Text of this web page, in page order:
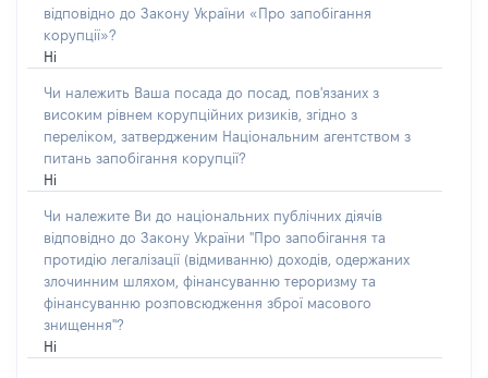
відповідно до Закону України «Про запобігання
корупції»?
Ні
Чи належить Ваша посада до посад, пов'язаних з
високим рівнем корупційних ризиків, згідно з
переліком, затвердженим Національним агентством з
питань запобігання корупції?
Ні
Чи належите Ви до національних публічних діячів
відповідно до Закону України "Про запобігання та
протидію легалізації (відмиванню) доходів, одержаних
злочинним шляхом, фінансуванню тероризму та
фінансуванню розповсюдження зброї масового
знищення"?
Ні